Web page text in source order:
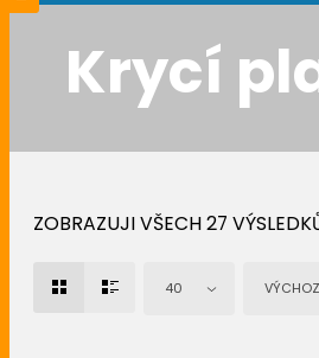
Krycí
ZOBRAZUJI VŠECH 27
40